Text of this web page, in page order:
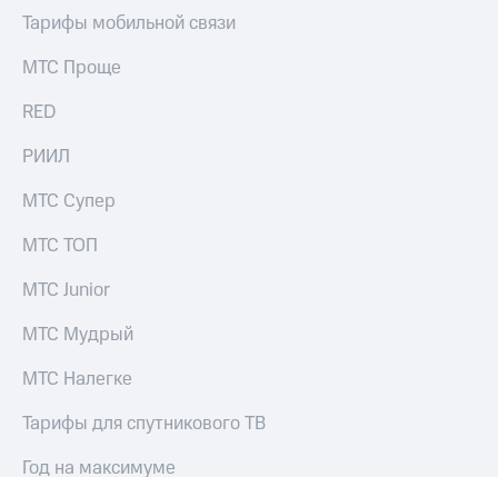
аудит
акций
выкупа
акций
Дивиденды
облигаций
Описание
Еврооблигации-2023
о
именных
Тарифы мобильной связи
МТС Проще
RED
РИИЛ
МТС Супер
МТС ТОП
МТС Junior
МТС Мудрый
МТС Налегке
Тарифы для спутникового ТВ
Год на максимуме